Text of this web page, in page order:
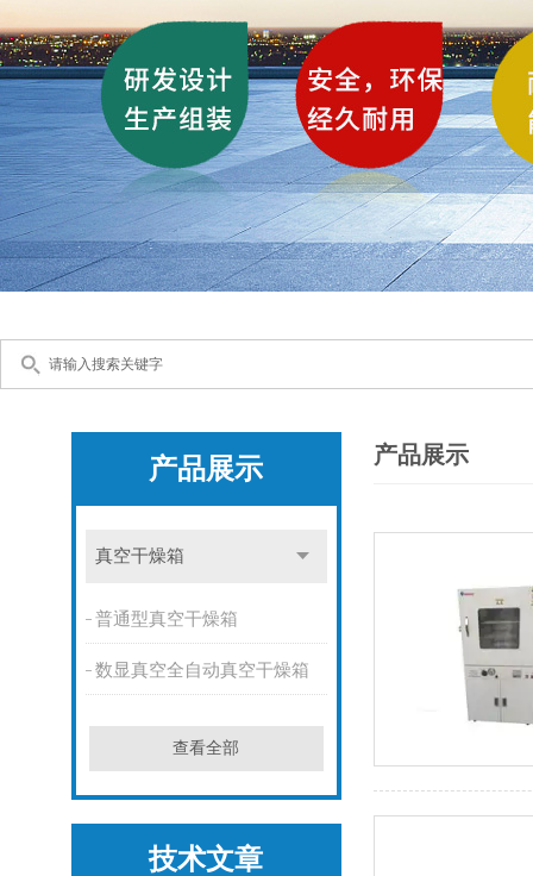
产品展示
真空干燥箱
普通型真空干燥箱
数显真空全自动真空干燥箱
查看全部
技术文章
产品展示